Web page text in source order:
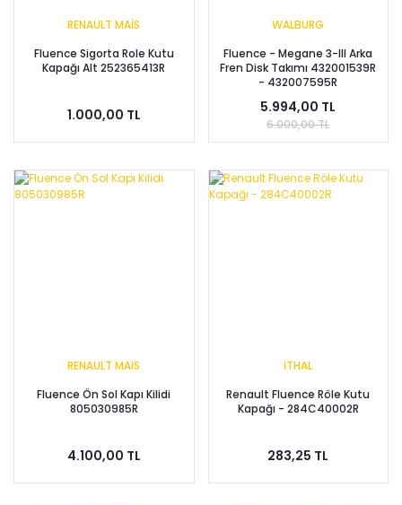
RENAULT MAİS
Fluence Sigorta Role Kutu
Kapağı Alt 252365413R
1.000,00 TL
WALBURG
Fluence - Megane 3-III Arka
Fren Disk Takımı 432001539R
- 432007595R
5.994,00 TL
6.000,00 TL
RENAULT MAİS
Fluence Ön Sol Kapı Kilidi
805030985R
4.100,00 TL
İTHAL
Renault Fluence Röle Kutu
Kapağı - 284C40002R
283,25 TL